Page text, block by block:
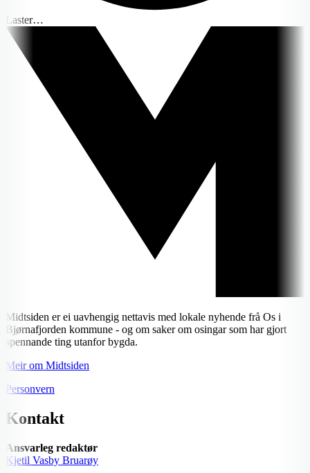
Laster…
Midtsiden er ei uavhengig nettavis med lokale nyhende frå Os i
Bjørnafjorden kommune - og om saker om osingar som har gjort
spennande ting utanfor bygda.
Meir om Midtsiden
Personvern
Kontakt
Ansvarleg redaktør
Kjetil Vasby Bruarøy